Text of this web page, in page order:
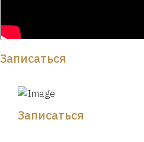
Записаться
Записаться